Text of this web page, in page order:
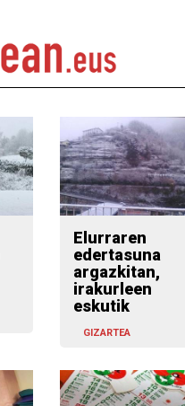
Elurraren
edertasuna
argazkitan,
irakurleen
eskutik
GIZARTEA